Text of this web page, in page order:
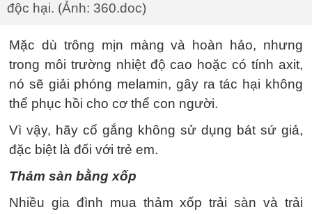
độc hại. (Ảnh: 360.doc)
Mặc dù trông mịn màng và hoàn hảo, nhưng
trong môi trường nhiệt độ cao hoặc có tính axit,
nó sẽ giải phóng melamin, gây ra tác hại không
thể phục hồi cho cơ thể con người.
Vì vậy, hãy cố gắng không sử dụng bát sứ giả,
đặc biệt là đối với trẻ em.
Thảm sàn bằng xốp
Nhiều gia đình mua thảm xốp trải sàn và trải